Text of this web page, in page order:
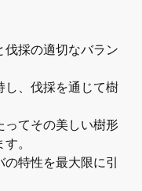
採の適切なバラン
し、伐採を通じて樹
ってその美しい樹形
。
特性を最大限に引